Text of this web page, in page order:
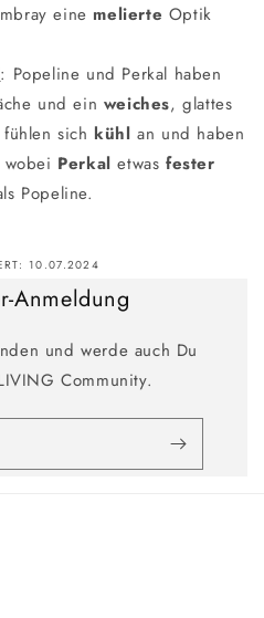
eine melierte Optik
: Popeline und Perkal haben
und ein weiches, glattes
sich kühl an und haben
Perkal etwasfester
Popeline.
10.07.2024
Anmeldung
und werde auch Du
Community.